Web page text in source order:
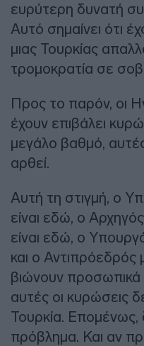
ευρύτερη δυνατή
Αυτό σημαίνει ότι
μιας Τουρκίας
τρομοκρατία σε
Προς το παρόν, οι
έχουν επιβάλει
μεγάλο βαθμό,
αρθεί.
Αυτή τη στιγμή, ο
είναι εδώ, ο
είναι εδώ, ο
και ο Αντιπρόεδρός
βιώνουν προσωπικά
αυτές οι κυρώσεις
Τουρκία. Επομένως,
πρόβλημα. Και αν